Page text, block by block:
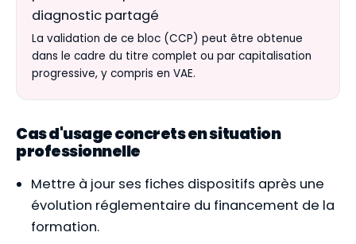
diagnostic partagé
La validation de ce bloc (CCP) peut être obtenue
dans le cadre du titre complet ou par capitalisation
progressive, y compris en VAE.
Cas d'usage concrets en situation
professionnelle
Mettre à jour ses fiches dispositifs après une
évolution réglementaire du financement de la
formation.